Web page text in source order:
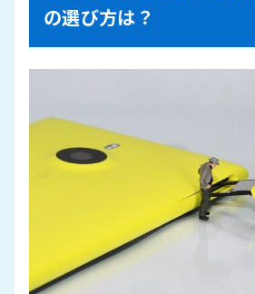
の選び方は？